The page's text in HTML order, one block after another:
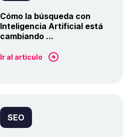
Cómo la búsqueda con
Inteligencia Artificial está
cambiando ...
Ir al artículo
SEO